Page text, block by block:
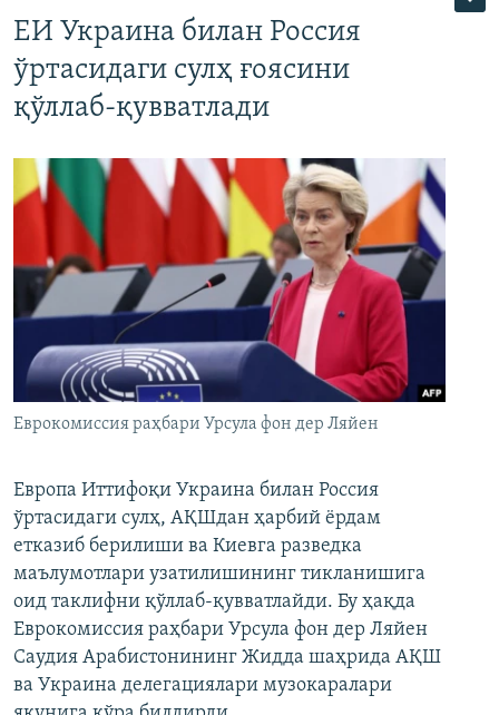
ЕИ Украина билан Россия
ўртасидаги сулҳ ғоясини
қўллаб-қувватлади
Еврокомиссия раҳбари Урсула фон дер Ляйен
Европа Иттифоқи Украина билан Россия
ўртасидаги сулҳ, АҚШдан ҳарбий ёрдам
етказиб берилиши ва Киевга разведка
маълумотлари узатилишининг тикланишига
оид таклифни қўллаб-қувватлайди. Бу ҳақда
Еврокомиссия раҳбари Урсула фон дер Ляйен
Саудия Арабистонининг Жидда шаҳрида АҚШ
ва Украина делегациялари музокаралари